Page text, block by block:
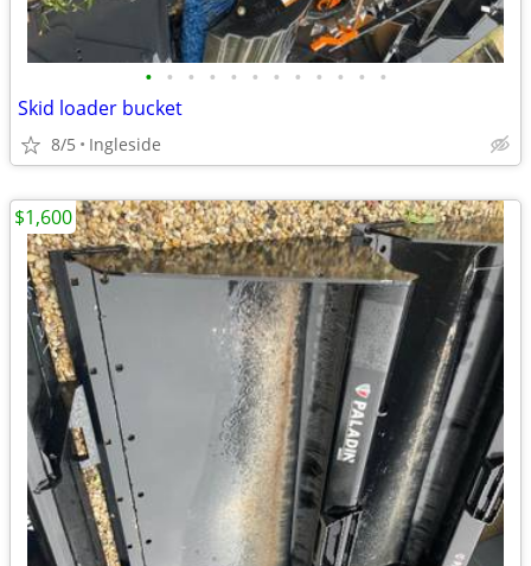
• • • • • • • • • • • •
Skid loader bucket
8/5 Ingleside
$1,600